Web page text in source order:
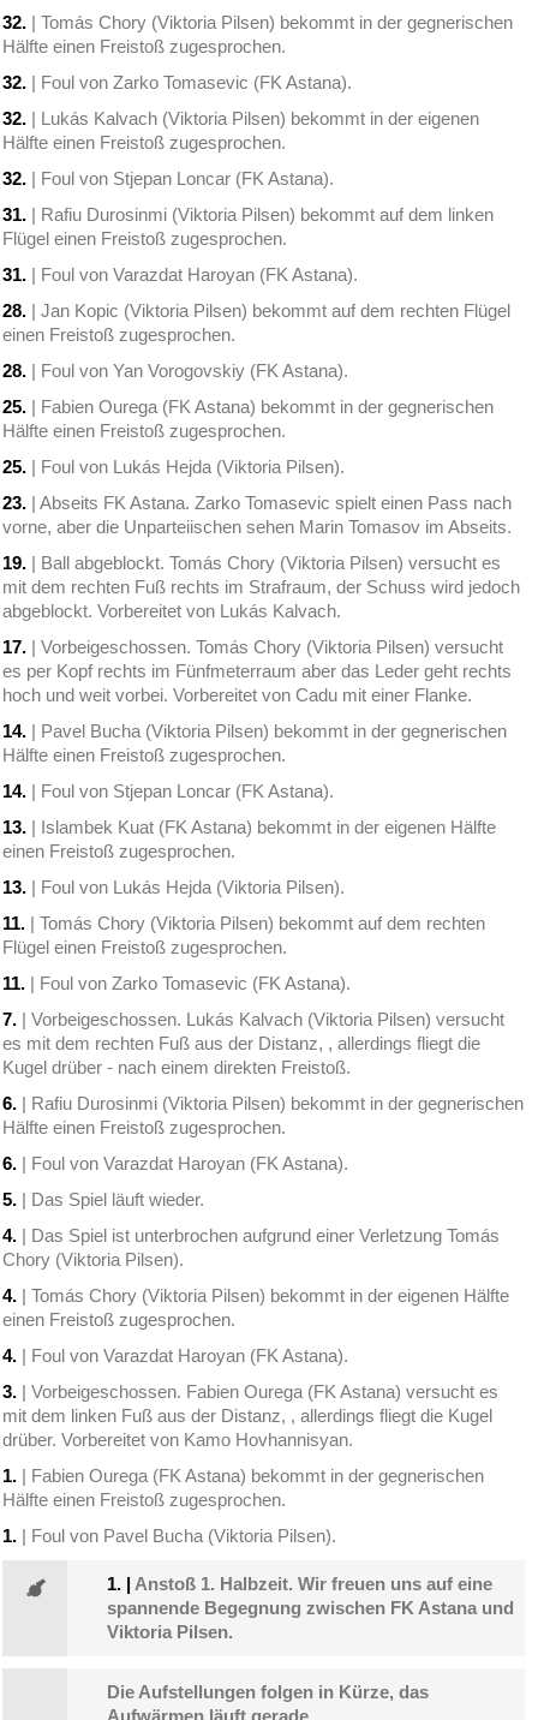
32. | Tomás Chory (Viktoria Pilsen) bekommt in der gegnerischen
Hälfte einen Freistoß zugesprochen.
32. | Foul von Zarko Tomasevic (FK Astana).
32. | Lukás Kalvach (Viktoria Pilsen) bekommt in der eigenen
Hälfte einen Freistoß zugesprochen.
32. | Foul von Stjepan Loncar (FK Astana).
31. | Rafiu Durosinmi (Viktoria Pilsen) bekommt auf dem linken
Flügel einen Freistoß zugesprochen.
31. | Foul von Varazdat Haroyan (FK Astana).
28. | Jan Kopic (Viktoria Pilsen) bekommt auf dem rechten Flügel
einen Freistoß zugesprochen.
28. | Foul von Yan Vorogovskiy (FK Astana).
25. | Fabien Ourega (FK Astana) bekommt in der gegnerischen
Hälfte einen Freistoß zugesprochen.
25. | Foul von Lukás Hejda (Viktoria Pilsen).
23. | Abseits FK Astana. Zarko Tomasevic spielt einen Pass nach
vorne, aber die Unparteiischen sehen Marin Tomasov im Abseits.
19. | Ball abgeblockt. Tomás Chory (Viktoria Pilsen) versucht es
mit dem rechten Fuß rechts im Strafraum, der Schuss wird jedoch
abgeblockt. Vorbereitet von Lukás Kalvach.
17. | Vorbeigeschossen. Tomás Chory (Viktoria Pilsen) versucht
es per Kopf rechts im Fünfmeterraum aber das Leder geht rechts
hoch und weit vorbei. Vorbereitet von Cadu mit einer Flanke.
14. | Pavel Bucha (Viktoria Pilsen) bekommt in der gegnerischen
Hälfte einen Freistoß zugesprochen.
14. | Foul von Stjepan Loncar (FK Astana).
13. | Islambek Kuat (FK Astana) bekommt in der eigenen Hälfte
einen Freistoß zugesprochen.
13. | Foul von Lukás Hejda (Viktoria Pilsen).
11. | Tomás Chory (Viktoria Pilsen) bekommt auf dem rechten
Flügel einen Freistoß zugesprochen.
11. | Foul von Zarko Tomasevic (FK Astana).
7. | Vorbeigeschossen. Lukás Kalvach (Viktoria Pilsen) versucht
es mit dem rechten Fuß aus der Distanz, , allerdings fliegt die
Kugel drüber - nach einem direkten Freistoß.
6. | Rafiu Durosinmi (Viktoria Pilsen) bekommt in der gegnerischen
Hälfte einen Freistoß zugesprochen.
6. | Foul von Varazdat Haroyan (FK Astana).
5. | Das Spiel läuft wieder.
4. | Das Spiel ist unterbrochen aufgrund einer Verletzung Tomás
Chory (Viktoria Pilsen).
4. | Tomás Chory (Viktoria Pilsen) bekommt in der eigenen Hälfte
einen Freistoß zugesprochen.
4. | Foul von Varazdat Haroyan (FK Astana).
3. | Vorbeigeschossen. Fabien Ourega (FK Astana) versucht es
mit dem linken Fuß aus der Distanz, , allerdings fliegt die Kugel
drüber. Vorbereitet von Kamo Hovhannisyan.
1. | Fabien Ourega (FK Astana) bekommt in der gegnerischen
Hälfte einen Freistoß zugesprochen.
1. | Foul von Pavel Bucha (Viktoria Pilsen).
1. | Anstoß 1. Halbzeit. Wir freuen uns auf eine
spannende Begegnung zwischen FK Astana und
Viktoria Pilsen.
Die Aufstellungen folgen in Kürze, das